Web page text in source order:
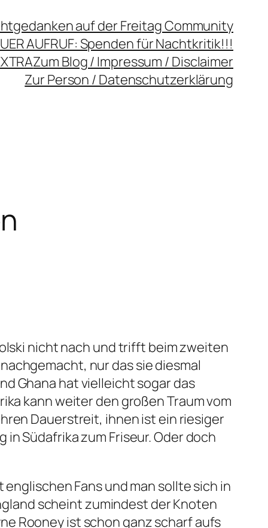
auf der Freitag Community
AUFRUF: Spenden für Nachtkritik!!!
Zum Blog / Impressum / Disclaimer
Zur Person / Datenschutzerklärung
nicht nach und trifft beim zweiten
nur das sie diesmal
Ghana hat vielleicht sogar das
kann weiter den großen Traum vom
Dauerstreit, ihnen ist ein riesiger
Südafrika zum Friseur. Oder doch
Fans und man sollte sich in
scheint zumindest der Knoten
Rooney ist schon ganz scharf aufs